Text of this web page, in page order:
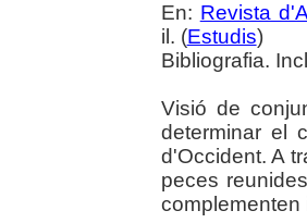
En: Revista
il. (Estudis)
Bibliografia.
Visió de
determinar el
d'Occident. A
peces
complementen